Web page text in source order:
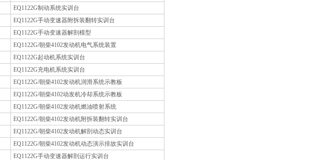
EQ1122G制动系统实训台
EQ1122G手动变速器附拆装翻转实训台
EQ1122G手动变速器解剖模型
EQ1122G/朝柴4102发动机电气系统装置
EQ1122G起动机系统实训台
EQ1122G充电机系统实训台
EQ1122G/朝柴4102发动机润滑系统示教板
EQ1122G/朝柴4102动发机冷却系统示教板
EQ1122G/朝柴4102发动机燃油喷射系统
EQ1122G/朝柴4102发动机附拆装翻转实训台
EQ1122G/朝柴4102发动机解剖动态实训台
EQ1122G/朝柴4102发动机动态演示排故实训台
EQ1122G手动变速器解剖运行实训台